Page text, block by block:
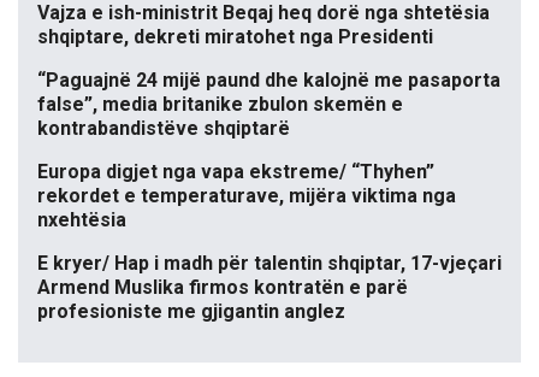
Vajza e ish-ministrit Beqaj heq dorë nga shtetësia
shqiptare, dekreti miratohet nga Presidenti
“Paguajnë 24 mijë paund dhe kalojnë me pasaporta
false”, media britanike zbulon skemën e
kontrabandistëve shqiptarë
Europa digjet nga vapa ekstreme/ “Thyhen”
rekordet e temperaturave, mijëra viktima nga
nxehtësia
E kryer/ Hap i madh për talentin shqiptar, 17-vjeçari
Armend Muslika firmos kontratën e parë
profesioniste me gjigantin anglez